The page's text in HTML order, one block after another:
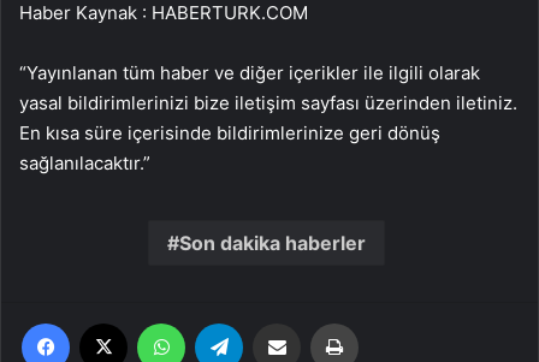
Haber Kaynak : HABERTURK.COM
“Yayınlanan tüm haber ve diğer içerikler ile ilgili olarak
yasal bildirimlerinizi bize iletişim sayfası üzerinden iletiniz.
En kısa süre içerisinde bildirimlerinize geri dönüş
sağlanılacaktır.”
Son dakika haberler
Facebook WhatsApp Email'den paylaş